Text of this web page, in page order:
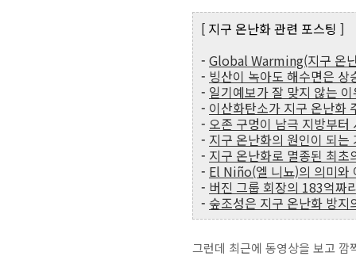
[ 지구 온난화 관련 포스팅 ]
- Global Warming(지구 온
- 빙산이 녹아도 해수면은 상
- 일기예보가 잘 맞지 않는 이
- 이산화탄소가 지구 온난화
- 오존 구멍이 남극 지방부터
- 지구 온난화의 원인이 되는
- 지구 온난화로 멸종된 최초
- El Niño(엘 니뇨)의 의미와
- 버진 그룹 회장의 183억짜
- 숲조성은 지구 온난화 방지
그런데 최근에 동영상을 보고